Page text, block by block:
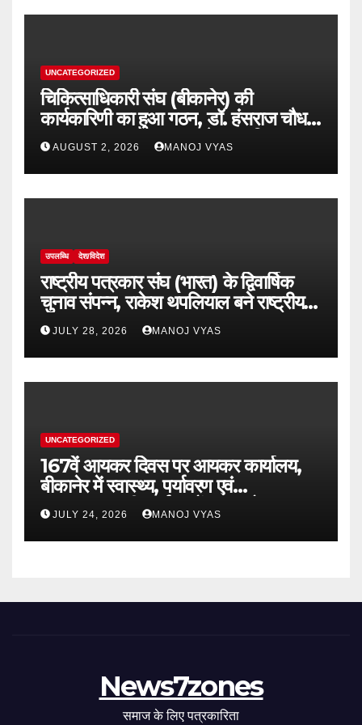
UNCATEGORIZED
चिकित्साधिकारी संघ (बीकानेर) की
कार्यकारिणी का हुआ गठन, डॉ. हंसराज चौधरी
अध्यक्ष व डॉ सुधांशु व्यास बने महासचिव
AUGUST 2, 2026 MANOJ VYAS
उपलब्धि देश/विदेश
राष्ट्रीय पत्रकार संघ (भारत) के द्विवार्षिक
चुनाव संपन्न, राकेश थपलियाल बने राष्ट्रीय
अध्यक्ष
JULY 28, 2026 MANOJ VYAS
UNCATEGORIZED
167वें आयकर दिवस पर आयकर कार्यालय,
बीकानेर में स्वास्थ्य, पर्यावरण एवं
जनकल्याणकारी कार्यक्रमों का आयोजन
JULY 24, 2026 MANOJ VYAS
News7zones
समाज के लिए पत्रकारिता